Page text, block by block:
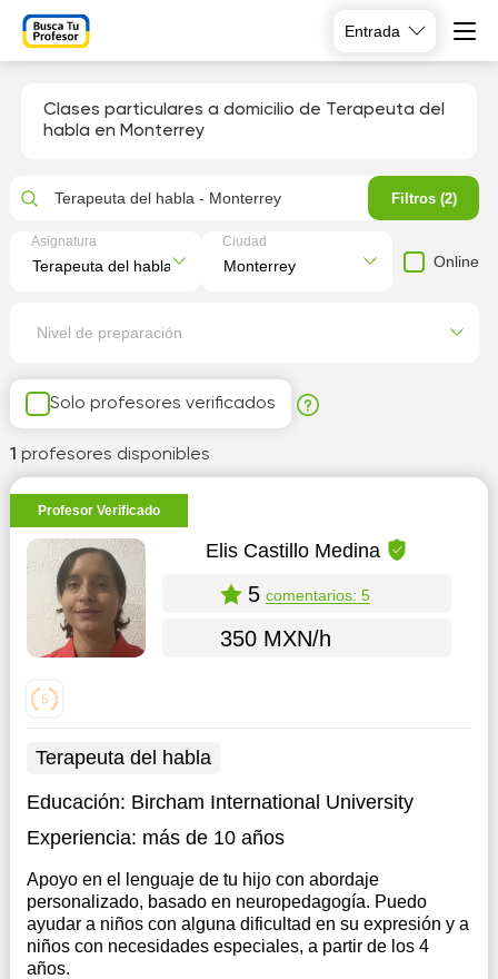
Entrada
Clases particulares a domicilio de Terapeuta del
habla en Monterrey
Solo profesores verificados
1 profesores disponibles
Profesor Verificado
Elis Castillo Medina
5 comentarios: 5
350 MXN/h
Terapeuta del habla
Educación: Bircham International University
Experiencia: más de 10 años
Apoyo en el lenguaje de tu hijo con abordaje
personalizado, basado en neuropedagogía. Puedo
ayudar a niños con alguna dificultad en su expresión y a
niños con necesidades especiales, a partir de los 4
años.
Terapeuta del habla - Monterrey Filtros (2)
Asignatura Ciudad
Online
Nivel de preparación